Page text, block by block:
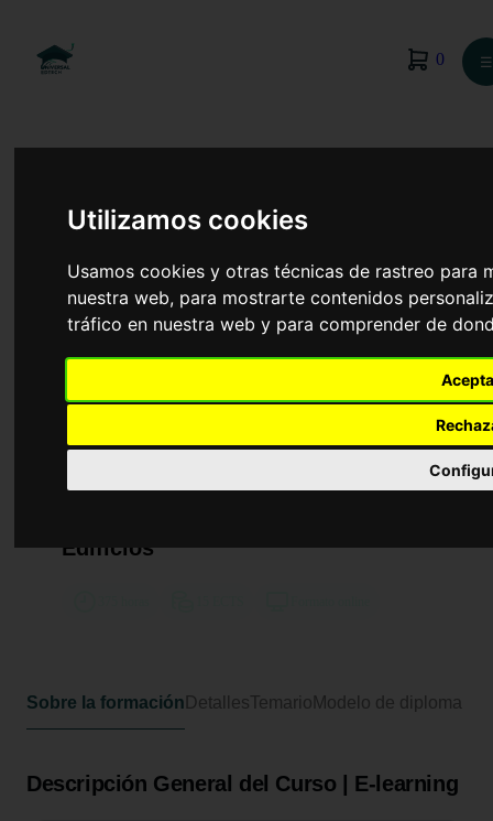
Utilizamos cookies
Usamos cookies y otras técnicas de rastreo para
nuestra web, para mostrarte contenidos
tráfico en nuestra web y para comprender de
0 ☰
Curso de Desarrollo Profesional en
Edificios
Sobre la formación DetallesTemario Modelo de diploma
Descripción General del Curso | E-learning